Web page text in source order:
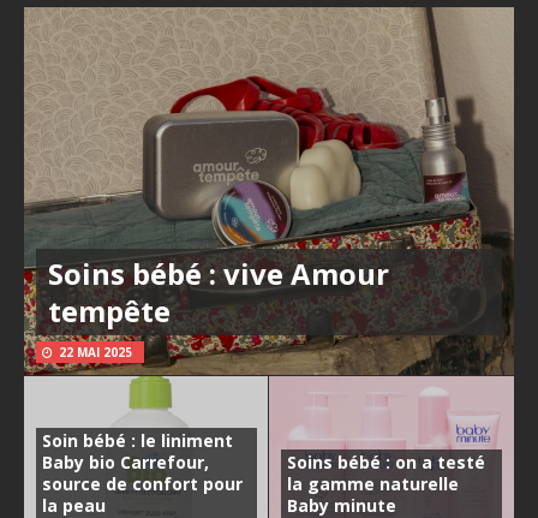
Soins bébé : vive Amour
tempête
22 MAI 2025
Soin bébé : le liniment
Baby bio Carrefour,
source de confort pour
la peau
Soins bébé : on a testé
la gamme naturelle
Baby minute